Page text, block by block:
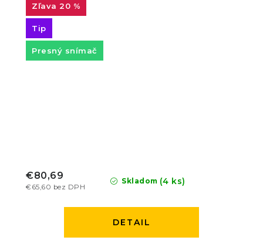
20 %
Tip
Presný snímač
Skladom (4 ks)
€65,60 bez DPH
€80,69
DETAIL